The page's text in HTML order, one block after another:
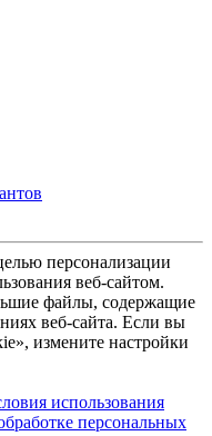
персонализации
веб-сайтом.
файлы, содержащие
веб-сайта. Если вы
измените настройки
использования
персональных